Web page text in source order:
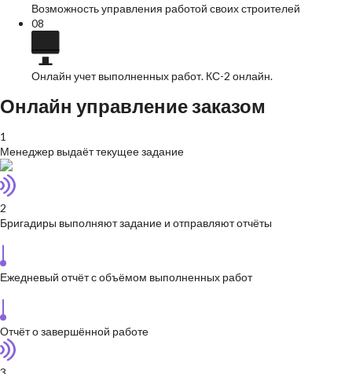
Возможность управления работой своих строителей
08
Онлайн учет выполненных работ. КС-2 онлайн.
Онлайн управление заказом
1
Менеджер выдаёт текущее задание
2
Бригадиры выполняют задание и отправляют отчёты
Ежедневый отчёт с объёмом выполненных работ
Отчёт о завершённой работе